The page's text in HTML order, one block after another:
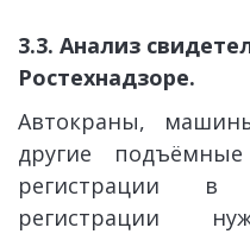
3.3. Анализ
Ростехнадзоре.
Автокраны,
другие
регистрации в
регистрации